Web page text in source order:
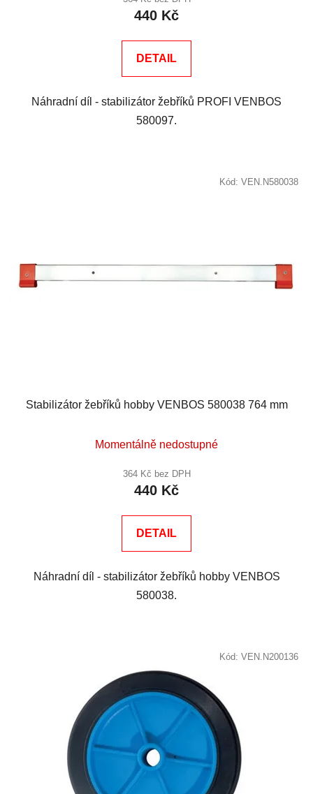
440 Kč
DETAIL
Náhradní díl - stabilizátor žebříků PROFI VENBOS
580097.
Stabilizátor žebříků hobby VENBOS 580038 764 mm
Momentálně nedostupné
364 Kč bez DPH
440 Kč
DETAIL
Náhradní díl - stabilizátor žebříků hobby VENBOS
580038.
Kód: VEN.N580038
Kód: VEN.N200136